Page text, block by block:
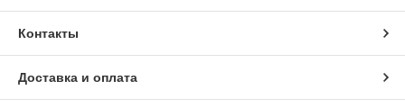
Контакты
Доставка и оплата